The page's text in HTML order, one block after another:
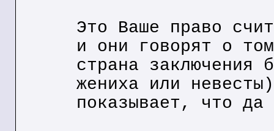
Это Ваше право
и они говорят о
страна заключения
жениха или
показывает, что